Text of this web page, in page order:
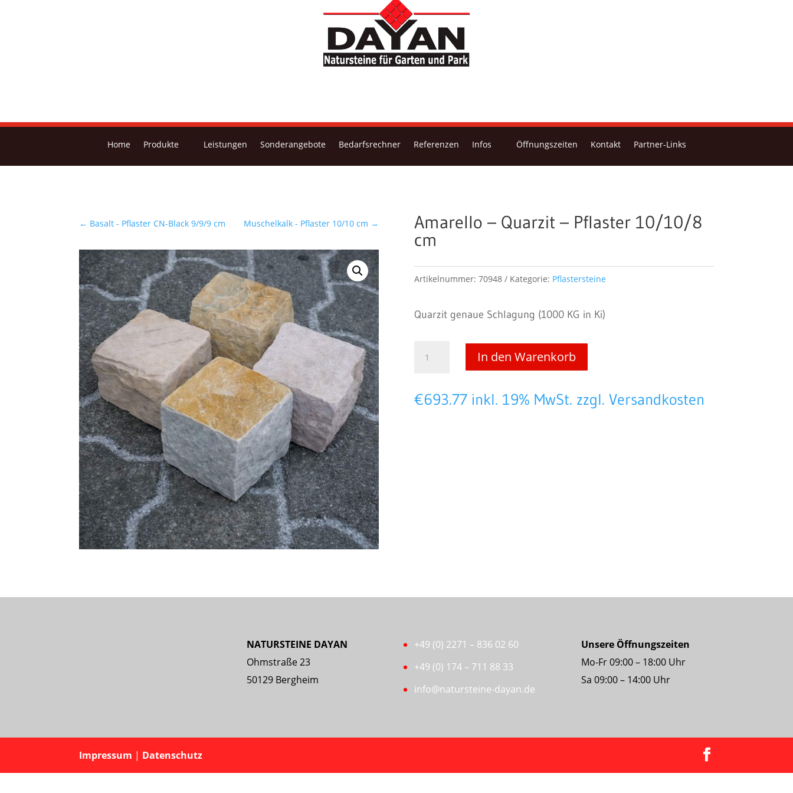
Home Produkte Leistungen Sonderangebote Bedarfsrechner Referenzen Infos Öffnungszeiten Kontakt Partner-Links
← Basalt - Pflaster CN-Black 9/9/9 cm Muschelkalk - Pflaster 10/10 cm →
Amarello – Quarzit – Pflaster 10/10/8
cm
Artikelnummer: 70948 Kategorie: Pflastersteine
Quarzit genaue Schlagung (1000 KG in Ki)
-
In den Warenkorb
€693.77 inkl. 19% MwSt. zzgl. Versandkosten
NATURSTEINE DAYAN
Ohmstraße 23
50129 Bergheim
+49 (0) 2271 – 836 02 60
+49 (0) 174 – 711 88 33
info@natursteine-dayan.de
Unsere Öffnungszeiten
Mo-Fr 09:00 – 18:00 Uhr
Sa 09:00 – 14:00 Uhr
Impressum | Datenschutz